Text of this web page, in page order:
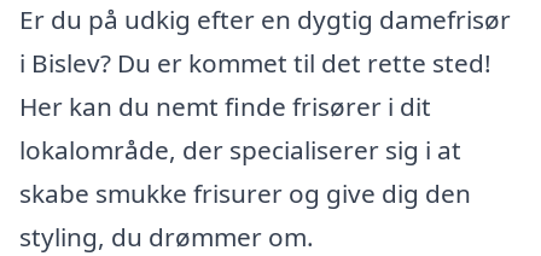
Er du på udkig efter en dygtig damefrisør
i Bislev? Du er kommet til det rette sted!
Her kan du nemt finde frisører i dit
lokalområde, der specialiserer sig i at
skabe smukke frisurer og give dig den
styling, du drømmer om.